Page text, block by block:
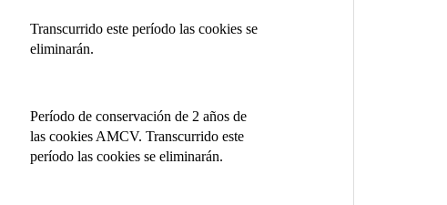
Transcurrido este período las cookies se
eliminarán.
Período de conservación de 2 años de
las cookies AMCV. Transcurrido este
período las cookies se eliminarán.